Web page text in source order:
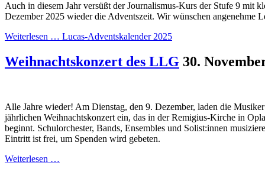
Auch in diesem Jahr versüßt der Journalismus-Kurs der Stufe 9 mit
Dezember 2025 wieder die Adventszeit. Wir wünschen angenehme
Weiterlesen … Lucas-Adventskalender 2025
Weihnachtskonzert des LLG 30.
Alle Jahre wieder! Am Dienstag, den 9. Dezember, laden die
jährlichen Weihnachtskonzert ein, das in der Remigius-Kirche in
beginnt. Schulorchester, Bands, Ensembles und Solist:innen
Eintritt ist frei, um Spenden wird gebeten.
Weiterlesen …